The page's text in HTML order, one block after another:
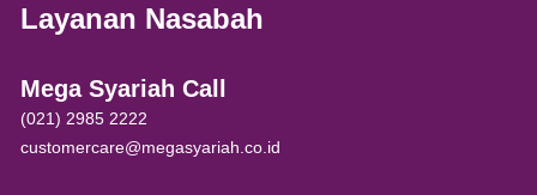
Layanan Nasabah
Mega Syariah Call
(021) 2985 2222
customercare@megasyariah.co.id